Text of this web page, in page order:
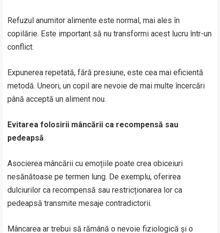
Refuzul anumitor alimente este normal, mai ales în
copilărie. Este important să nu transformi acest lucru într-un
conflict.
Expunerea repetată, fără presiune, este cea mai eficientă
metodă. Uneori, un copil are nevoie de mai multe încercări
până acceptă un aliment nou.
Evitarea folosirii mâncării ca recompensă sau
pedeapsă
Asocierea mâncării cu emoțiile poate crea obiceiuri
nesănătoase pe termen lung. De exemplu, oferirea
dulciurilor ca recompensă sau restricționarea lor ca
pedeapsă transmite mesaje contradictorii.
Mâncarea ar trebui să rămână o nevoie fiziologică și o